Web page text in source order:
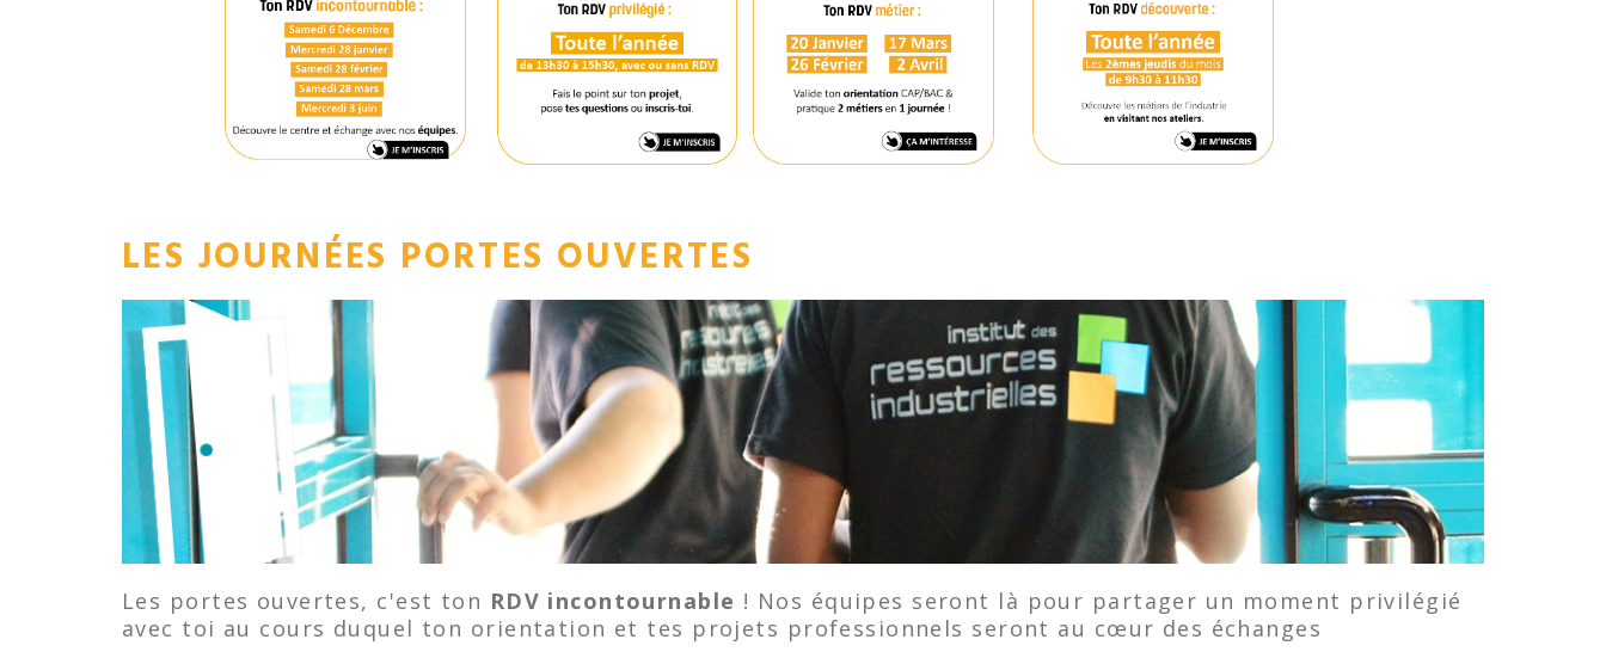
LES JOURNÉES PORTES OUVERTES
Les portes ouvertes, c'est ton RDV incontournable ! Nos équipes seront là pour partager un moment privilégié
avec toi au cours duquel ton orientation et tes projets professionnels seront au cœur des échanges